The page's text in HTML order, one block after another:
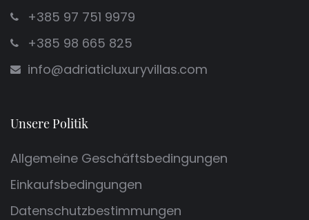
+385 97 751 9979
+385 98 665 825
info@adriaticluxuryvillas.com
Unsere Politik
Allgemeine Geschäftsbedingungen
Einkaufsbedingungen
Datenschutzbestimmungen